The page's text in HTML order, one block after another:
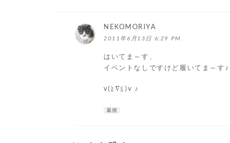
NEKOMORIYA
り:
2011年6月13日 6:29 PM
はいてま～す、
イベントなしですけど履いてま～す♪
v(≧∇≦)v ♪
返信